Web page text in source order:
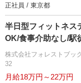
正社員 / 東京都
半日型フィットネス
OK/食事介助なし/駅
株式会社フォレストブッ
32
月給18万円～22万円